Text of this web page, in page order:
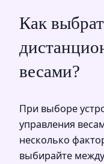
Как
весами?
При выборе
управления
несколько
выбирайте